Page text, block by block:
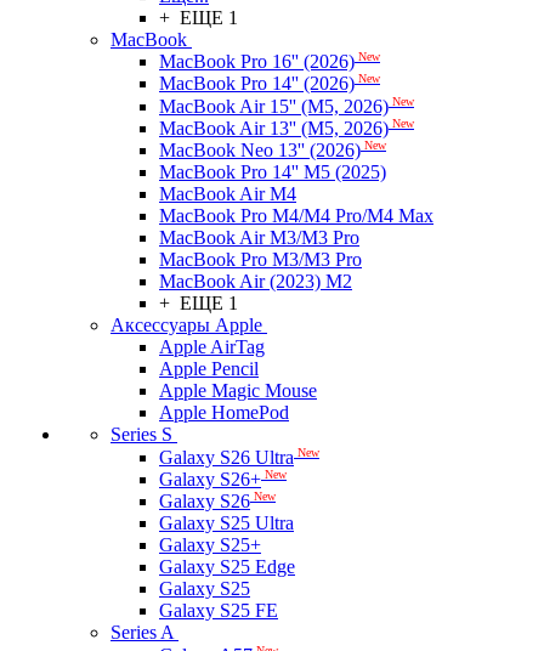
+ ЕЩЕ 1
MacBook
MacBook Pro 16'' (2026) New
MacBook Pro 14'' (2026) New
MacBook Air 15'' (M5, 2026) New
MacBook Air 13'' (M5, 2026) New
MacBook Neo 13'' (2026) New
MacBook Pro 14'' M5 (2025)
MacBook Air M4
MacBook Pro M4/M4 Pro/M4 Max
MacBook Air M3/M3 Pro
MacBook Pro M3/M3 Pro
MacBook Air (2023) M2
+ ЕЩЕ 1
Аксессуары Apple
Apple AirTag
Apple Pencil
Apple Magic Mouse
Apple HomePod
Series S
Galaxy S26 Ultra New
Galaxy S26+ New
Galaxy S26 New
Galaxy S25 Ultra
Galaxy S25+
Galaxy S25 Edge
Galaxy S25
Galaxy S25 FE
Series A